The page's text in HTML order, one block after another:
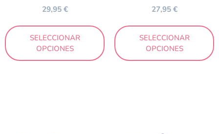
29,95€
SELECCIONAR
OPCIONES
27,95€
SELECCIONAR
OPCIONES